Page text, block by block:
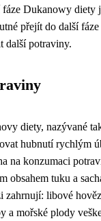
Dukanowy diety
přejít do další fáze
další potraviny.
diety, nazývané
hubnutí rychlým
na konzumaci
obsahem tuku a
zahrnují: libové
a mořské plody